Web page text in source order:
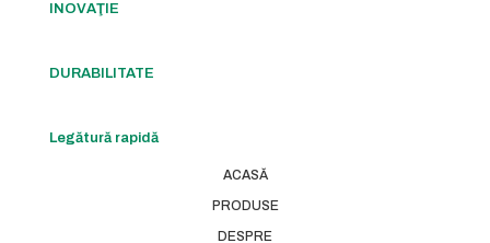
INOVAŢIE
DURABILITATE
Legătură rapidă
ACASĂ
PRODUSE
DESPRE